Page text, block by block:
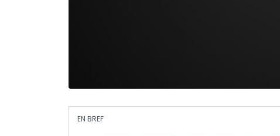
EN BREF